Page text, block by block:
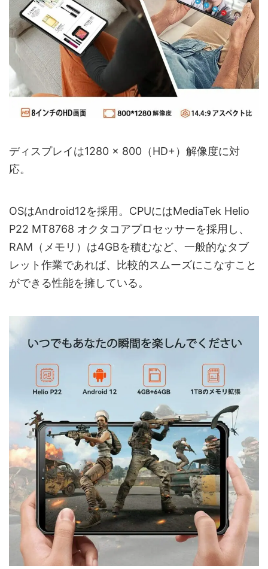
ディスプレイは1280 × 800（HD+）解像度に対
応。
OSはAndroid12を採用。CPUにはMediaTek Helio
P22 MT8768 オクタコアプロセッサーを採用し、
RAM（メモリ）は4GBを積むなど、一般的なタブ
レット作業であれば、比較的スムーズにこなすこと
ができる性能を擁している。